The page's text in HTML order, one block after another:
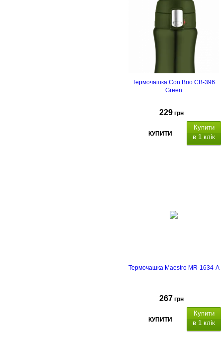
Термочашка Con Brio CB-396
Green
229 грн
КУПИТИ
Купити
в 1 клік
Термочашка Maestro MR-1634-A
267 грн
КУПИТИ
Купити
в 1 клік